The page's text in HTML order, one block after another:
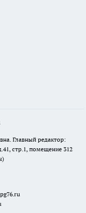
Главный редактор:
стр.1, помещение 312